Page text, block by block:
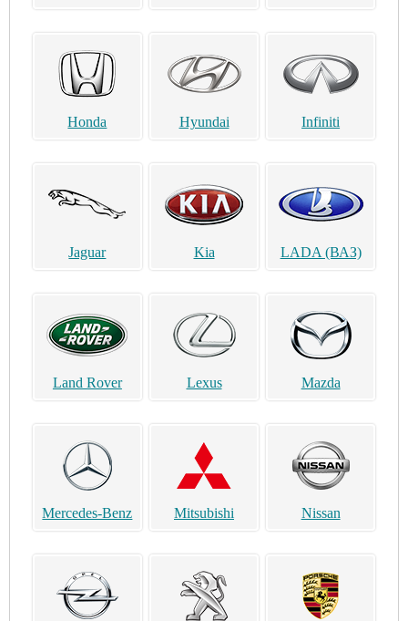
Honda Hyundai Infiniti
Jaguar Kia LADA (ВАЗ)
Land Rover Lexus Mazda
Mercedes-Benz Mitsubishi Nissan